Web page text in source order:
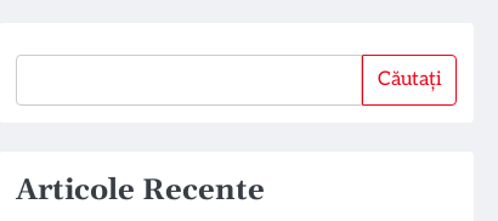
Căutați
Articole Recente